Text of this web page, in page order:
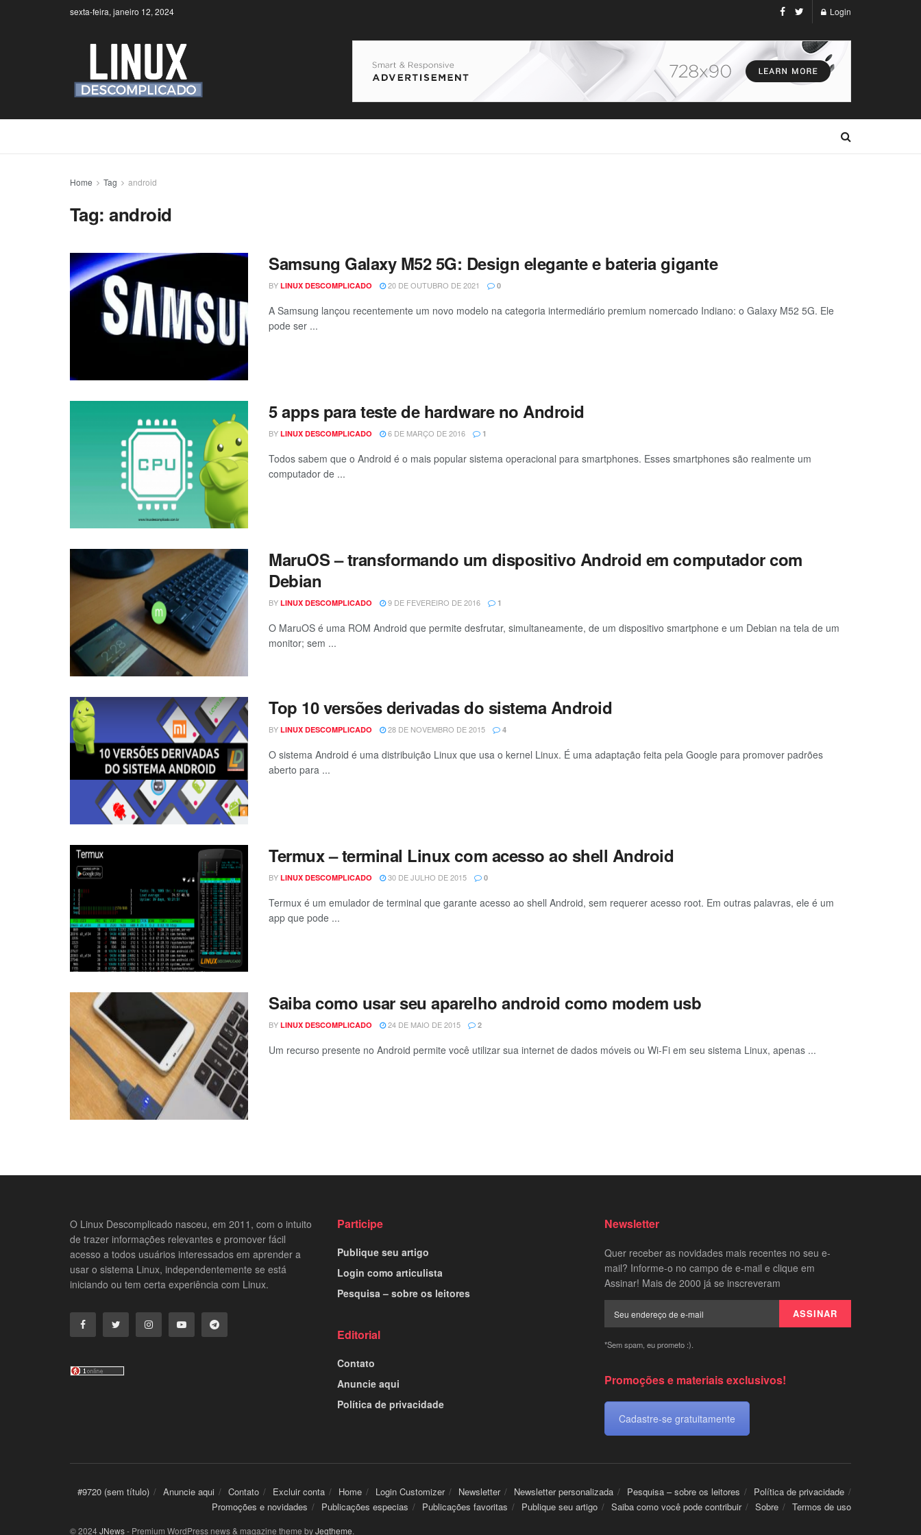
sexta-feira, janeiro 12, 2024 Login
Home Tag android
Tag:android
Samsung Galaxy M52 5G: Design elegante e bateria gigante
BY LINUX DESCOMPLICADO 20 DE OUTUBRO DE 2021 0
A Samsung lançou recentemente um novo modelo na categoria intermediário premium nomercado Indiano: o Galaxy M52 5G. Ele
pode ser ...
5 apps para teste de hardware no Android
BY LINUX DESCOMPLICADO 6 DE MARÇO DE 2016 1
Todos sabem que o Android é o mais popular sistema operacional para smartphones. Esses smartphones são realmente um
computador de ...
MaruOS – transformando um dispositivo Android em computador com
Debian
BY LINUX DESCOMPLICADO 9 DE FEVEREIRO DE 2016 1
O MaruOS é uma ROM Android que permite desfrutar, simultaneamente, de um dispositivo smartphone e um Debian na tela de um
monitor; sem ...
Top 10 versões derivadas do sistema Android
BY LINUX DESCOMPLICADO 28 DE NOVEMBRO DE 2015 4
O sistema Android é uma distribuição Linux que usa o kernel Linux. É uma adaptação feita pela Google para promover padrões
aberto para ...
Termux – terminal Linux com acesso ao shell Android
BY LINUX DESCOMPLICADO 30 DE JULHO DE 2015 0
Termux é um emulador de terminal que garante acesso ao shell Android, sem requerer acesso root. Em outras palavras, ele é um
app que pode ...
Saiba como usar seu aparelho android como modem usb
BY LINUX DESCOMPLICADO 24 DE MAIO DE 2015 2
Um recurso presente no Android permite você utilizar sua internet de dados móveis ou Wi-Fi em seu sistema Linux, apenas ...
O Linux Descomplicado nasceu, em 2011, com o intuito
de trazer informações relevantes e promover fácil
acesso a todos usuários interessados em aprender a
usar o sistema Linux, independentemente se está
iniciando ou tem certa experiência com Linux.
Participe
Publique seu artigo
Login como articulista
Pesquisa – sobre os leitores
Editorial
Contato
Anuncie aqui
Política de privacidade
Newsletter
Quer receber as novidades mais recentes no seu e-
mail? Informe-o no campo de e-mail e clique em
Assinar! Mais de 2000 já se inscreveram
*Sem spam, eu prometo :).
Promoções e materiais exclusivos!
Cadastre-se gratuitamente
#9720 (sem título) Anuncie aqui Contato Excluir conta Home Login Customizer Newsletter Newsletter personalizada Pesquisa – sobre os leitores
Política de privacidade
Promoções e novidades
Publicações especias Publicações favoritas Publique seu artigo Saiba como você pode contribuir Sobre Termos de uso
© 2024JNews- Premium WordPress news & magazine theme byJegtheme.